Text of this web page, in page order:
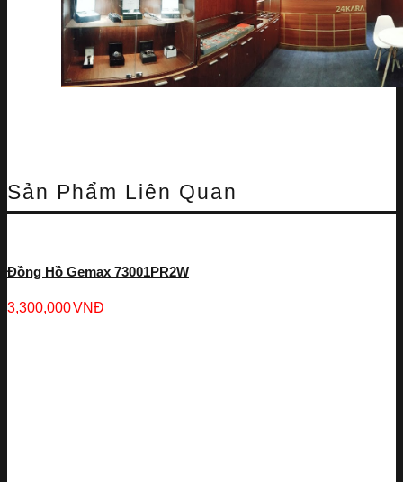
Sản Phẩm Liên Quan
Đồng Hồ Gemax 73001PR2W
3,300,000VNĐ